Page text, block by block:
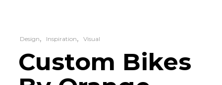
Design Inspiration Visual
Custom Bikes